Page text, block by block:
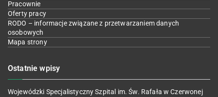
Pracownie
Oferty pracy
RODO – informacje związane z przetwarzaniem danych
osobowych
Mapa strony
Ostatnie wpisy
Wojewódzki Specjalistyczny Szpital im. Św. Rafała w Czerwonej